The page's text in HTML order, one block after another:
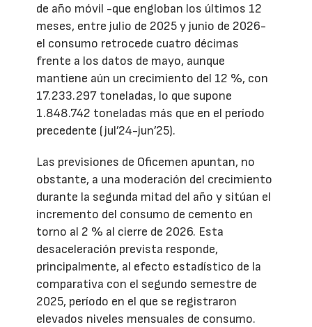
de año móvil -que engloban los últimos 12
meses, entre julio de 2025 y junio de 2026-
el consumo retrocede cuatro décimas
frente a los datos de mayo, aunque
mantiene aún un crecimiento del 12 %, con
17.233.297 toneladas, lo que supone
1.848.742 toneladas más que en el período
precedente (jul’24-jun’25).
Las previsiones de Oficemen apuntan, no
obstante, a una moderación del crecimiento
durante la segunda mitad del año y sitúan el
incremento del consumo de cemento en
torno al 2 % al cierre de 2026. Esta
desaceleración prevista responde,
principalmente, al efecto estadístico de la
comparativa con el segundo semestre de
2025, período en el que se registraron
elevados niveles mensuales de consumo.